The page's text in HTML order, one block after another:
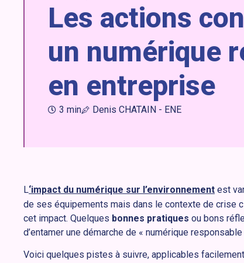
Les actions
un numérique
en entreprise
3 min Denis CHATAIN - ENE
L‘impact du numérique sur l’environnement est
de ses équipements mais dans le contexte de crise
cet impact. Quelques bonnes pratiques ou bons
d’entamer une démarche de « numérique
Voici quelques pistes à suivre, applicables